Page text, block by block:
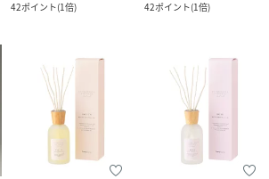
42ポイント(1倍) 42ポイント(1倍)